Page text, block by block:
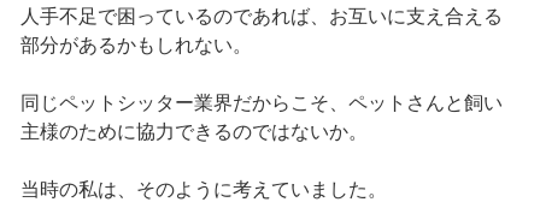
人手不足で困っているのであれば、お互いに支え合える
部分があるかもしれない。
同じペットシッター業界だからこそ、ペットさんと飼い
主様のために協力できるのではないか。
当時の私は、そのように考えていました。